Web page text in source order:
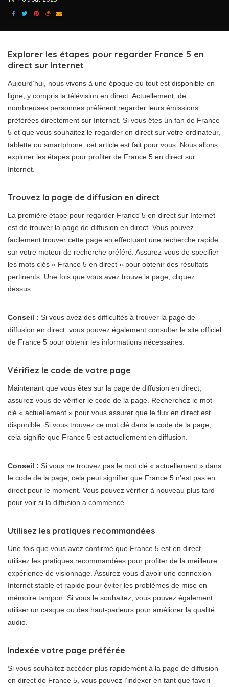
Explorer les étapes pour regarder France 5 en
direct sur Internet
Aujourd’hui, nous vivons à une époque où tout est disponible en
ligne, y compris la télévision en direct. Actuellement, de
nombreuses personnes préfèrent regarder leurs émissions
préférées directement sur Internet. Si vous êtes un fan de France
5 et que vous souhaitez le regarder en direct sur votre ordinateur,
tablette ou smartphone, cet article est fait pour vous. Nous allons
explorer les étapes pour profiter de France 5 en direct sur
Internet.
Trouvez la page de diffusion en direct
La première étape pour regarder France 5 en direct sur Internet
est de trouver la page de diffusion en direct. Vous pouvez
facilement trouver cette page en effectuant une recherche rapide
sur votre moteur de recherche préféré. Assurez-vous de specifier
les mots clés « France 5 en direct » pour obtenir des résultats
pertinents. Une fois que vous avez trouvé la page, cliquez
dessus.
Conseil : Si vous avez des difficultés à trouver la page de
diffusion en direct, vous pouvez également consulter le site officiel
de France 5 pour obtenir les informations nécessaires.
Vérifiez le code de votre page
Maintenant que vous êtes sur la page de diffusion en direct,
assurez-vous de vérifier le code de la page. Recherchez le mot
clé « actuellement » pour vous assurer que le flux en direct est
disponible. Si vous trouvez ce mot clé dans le code de la page,
cela signifie que France 5 est actuellement en diffusion.
Conseil : Si vous ne trouvez pas le mot clé « actuellement » dans
le code de la page, cela peut signifier que France 5 n’est pas en
direct pour le moment. Vous pouvez vérifier à nouveau plus tard
pour voir si la diffusion a commencé.
Utilisez les pratiques recommandées
Une fois que vous avez confirmé que France 5 est en direct,
utilisez les pratiques recommandées pour profiter de la meilleure
expérience de visionnage. Assurez-vous d’avoir une connexion
Internet stable et rapide pour éviter les problèmes de mise en
mémoire tampon. Si vous le souhaitez, vous pouvez également
utiliser un casque ou des haut-parleurs pour améliorer la qualité
audio.
Indexée votre page préférée
Si vous souhaitez accéder plus rapidement à la page de diffusion
en direct de France 5, vous pouvez l’indexer en tant que favori